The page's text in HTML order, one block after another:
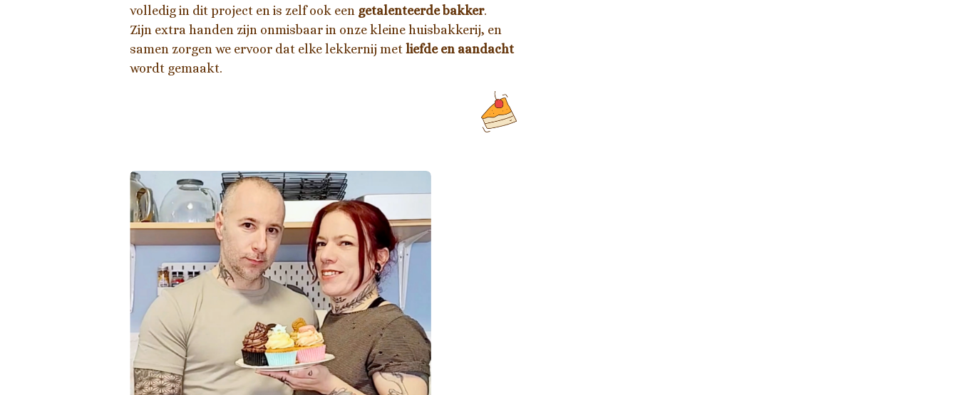
volledig in dit project en is zelf ook een getalenteerde bakker.
Zijn extra handen zijn onmisbaar in onze kleine huisbakkerij, en
samen zorgen we ervoor dat elke lekkernij met liefde en aandacht
wordt gemaakt.